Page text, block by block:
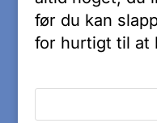
før du kan
for hurtigt til at